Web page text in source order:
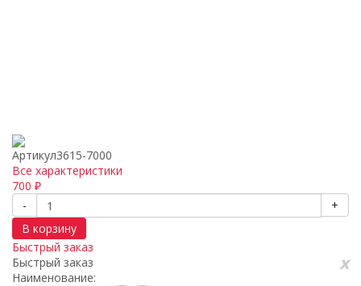
Артикул3615-7000
Все характеристики
700 ₽
-
+
В корзину
Быстрый заказ
Быстрый заказ
x
Наименование: